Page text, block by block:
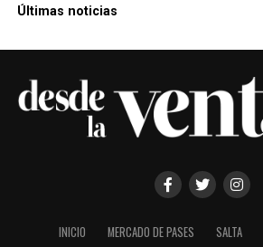
Últimas noticias
INICIO MERCADO DE PASES SALTA